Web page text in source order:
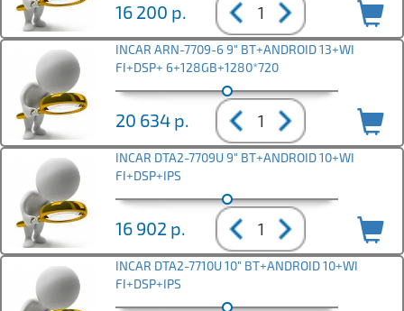
16 200 р.
INCAR ARN-7709-6 9" BT+ANDROID 13+WI
FI+DSP+ 6+128GB+1280*720
20 634 р.
INCAR DTA2-7709U 9" BT+ANDROID 10+WI
FI+DSP+IPS
16 902 р.
INCAR DTA2-7710U 10" BT+ANDROID 10+WI
FI+DSP+IPS